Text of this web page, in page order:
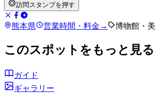
訪問スタンプを押す
熊本県 営業時間・料金 → 博物館・
このスポットをもっと見る
ガイド
ギャラリー